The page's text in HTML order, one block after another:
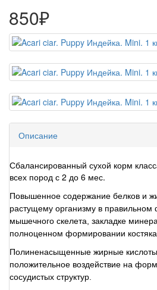
850₽
Описание
Сбалансированный сухой корм
всех пород с 2 до 6 мес.
Повышенное содержание белков и
растущему организму в
мышечного скелета, закладке
полноценном формировании
Полиненасыщенные жирные
положительное воздействие на
сосудистых структур.